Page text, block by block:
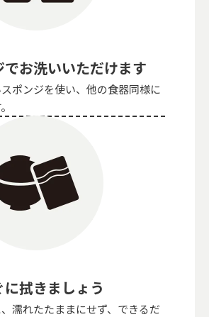
お洗いいただけます
ポンジを使い、他の食器同様に
拭きましょう
濡れたたままにせず、できるだ